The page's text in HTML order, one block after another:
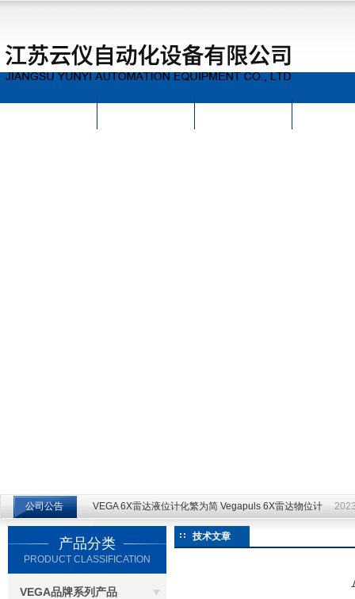
公司公告 VEGA 6X雷达液位计化繁为简 Vegapuls 6X雷达物位计
产品分类
PRODUCT CLASSIFICATION
VEGA品牌系列产品
技术文章